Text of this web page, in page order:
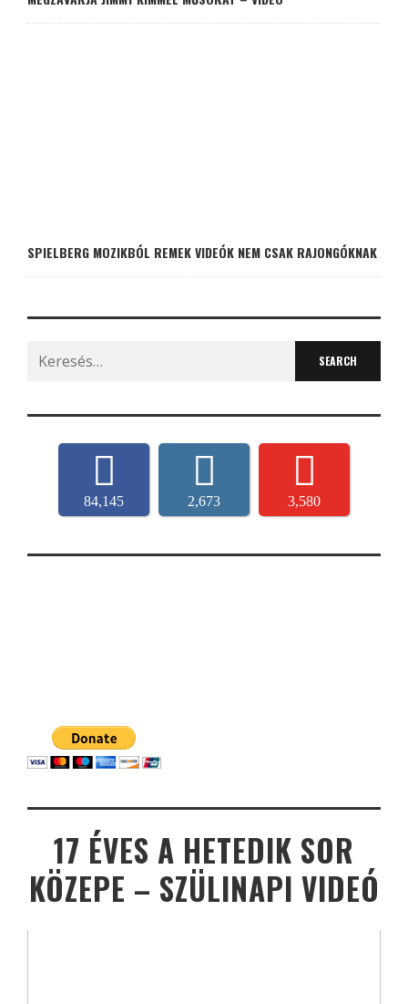
SPIELBERG MOZIKBÓL REMEK VIDEÓK NEM CSAK RAJONGÓKNAK
Search
for:
84,145 2,673 3,580
17 ÉVES A HETEDIK SOR
KÖZEPE – SZÜLINAPI VIDEÓ